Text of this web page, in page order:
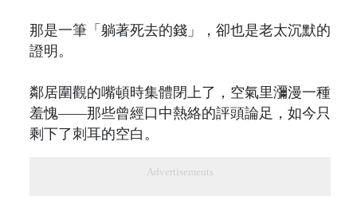
那是一筆「躺著死去的錢」，卻也是老太沉默的
證明。
鄰居圍觀的嘴頓時集體閉上了，空氣里瀰漫一種
羞愧——那些曾經口中熱絡的評頭論足，如今只
剩下了刺耳的空白。
Advertisements